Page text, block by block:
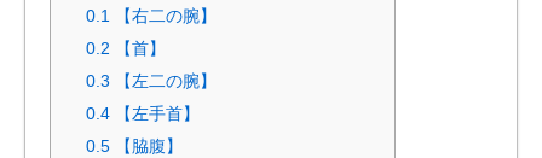
0.1【右二の腕】
0.2 【首】
0.3 【左二の腕】
0.4【左手首】
0.5【脇腹】